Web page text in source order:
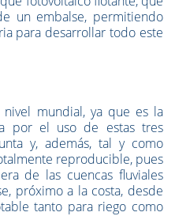
un embalse, permitiendo
para desarrollar todo este
mundial, ya que es la
por el uso de estas tres
y, además, tal y como
reproducible, pues
de las cuencas fluviales
próximo a la costa, desde
tanto para riego como